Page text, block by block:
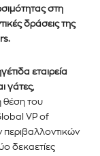
στη
δράσεις της
εταιρεία
γάτες,
θέση του
VP of
δεκαετίες